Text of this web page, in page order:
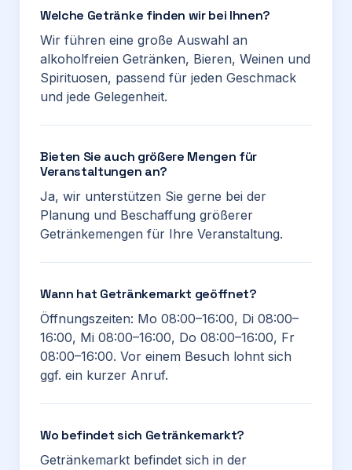
Welche Getränke finden wir bei Ihnen?
Wir führen eine große Auswahl an
alkoholfreien Getränken, Bieren, Weinen und
Spirituosen, passend für jeden Geschmack
und jede Gelegenheit.
Bieten Sie auch größere Mengen für
Veranstaltungen an?
Ja, wir unterstützen Sie gerne bei der
Planung und Beschaffung größerer
Getränkemengen für Ihre Veranstaltung.
Wann hat Getränkemarkt geöffnet?
Öffnungszeiten: Mo 08:00–16:00, Di 08:00–
16:00, Mi 08:00–16:00, Do 08:00–16:00, Fr
08:00–16:00. Vor einem Besuch lohnt sich
ggf. ein kurzer Anruf.
Wo befindet sich Getränkemarkt?
Getränkemarkt befindet sich in der